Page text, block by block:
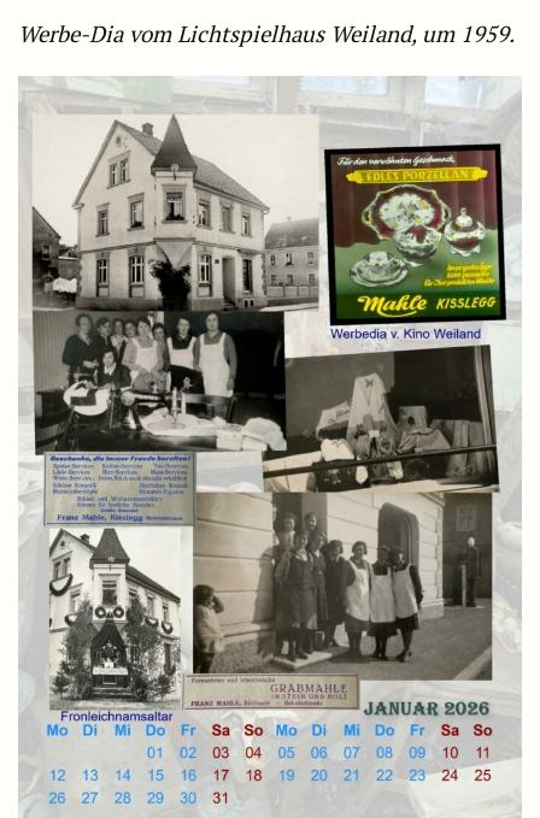
Werbe-Dia vom Lichtspielhaus Weiland, um 1959.